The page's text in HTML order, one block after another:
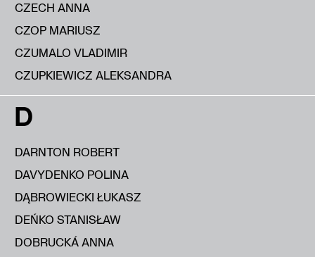
CZECH ANNA
CZOP MARIUSZ
CZUMALO VLADIMIR
CZUPKIEWICZ ALEKSANDRA
D
DARNTON ROBERT
DAVYDENKO POLINA
DĄBROWIECKI ŁUKASZ
DEŃKO STANISŁAW
DOBRUCKÁ ANNA